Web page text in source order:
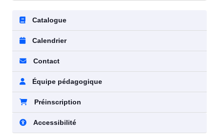
Catalogue
Calendrier
Contact
Équipe pédagogique
Préinscription
Accessibilité